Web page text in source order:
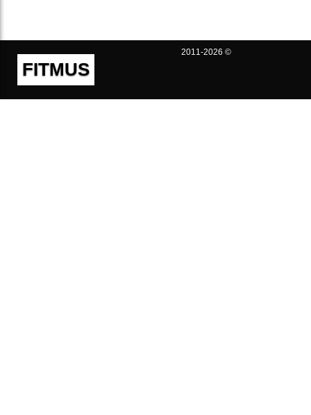
FITMUS
2011-2026 ©